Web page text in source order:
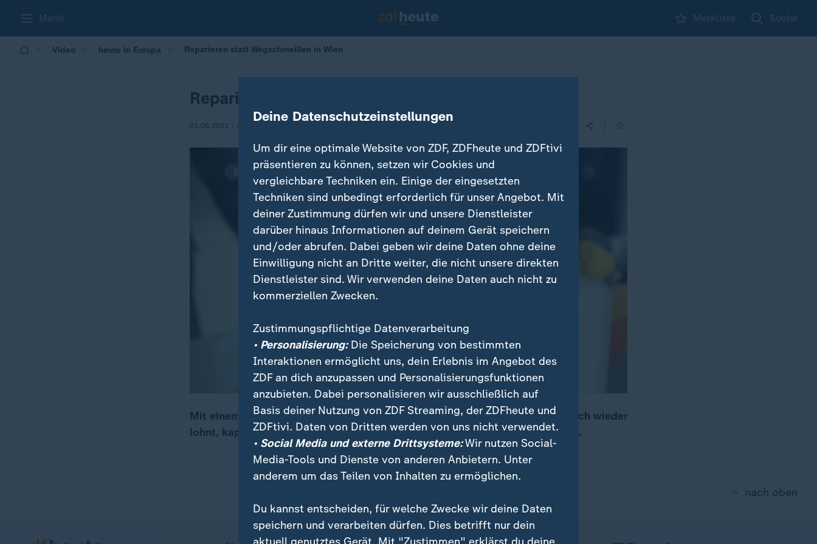
Menü Merkliste Suche
Video heute in Europa Reparieren statt Wegschmeißen in Wien
Reparieren statt Wegschmeißen
01.06.2021 | 16:00
00:17 02:06
Mit einem Förderprogramm für die Umwelt gibt Wien 50 % dazu, damit es sich wieder
lohnt, kaputte Lieblingsgegenstände zu reparieren und so Müll zu vermeiden.
nach oben
Deine Datenschutzeinstellungen
Um dir eine optimale Website von ZDF, ZDFheute und ZDFtivi
präsentieren zu können, setzen wir Cookies und
vergleichbare Techniken ein. Einige der eingesetzten
Techniken sind unbedingt erforderlich für unser Angebot. Mit
deiner Zustimmung dürfen wir und unsere Dienstleister
darüber hinaus Informationen auf deinem Gerät speichern
und/oder abrufen. Dabei geben wir deine Daten ohne deine
Einwilligung nicht an Dritte weiter, die nicht unsere direkten
Dienstleister sind. Wir verwenden deine Daten auch nicht zu
kommerziellen Zwecken.
Zustimmungspflichtige Datenverarbeitung
• Personalisierung:Die Speicherung von bestimmten
Interaktionen ermöglicht uns, dein Erlebnis im Angebot des
ZDF an dich anzupassen und Personalisierungsfunktionen
anzubieten. Dabei personalisieren wir ausschließlich auf
Basis deiner Nutzung von ZDF Streaming, der ZDFheute und
ZDFtivi. Daten von Dritten werden von uns nicht verwendet.
• Social Media und externe Drittsysteme:Wir nutzen Social-
Media-Tools und Dienste von anderen Anbietern. Unter
anderem um das Teilen von Inhalten zu ermöglichen.
Du kannst entscheiden, für welche Zwecke wir deine Daten
speichern und verarbeiten dürfen. Dies betrifft nur dein